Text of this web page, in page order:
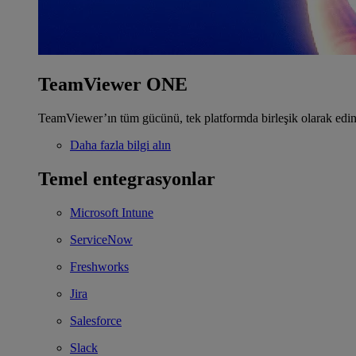
TeamViewer ONE
TeamViewer’ın tüm gücünü, tek platformda birleşik olarak
Daha fazla bilgi alın
Temel entegrasyonlar
Microsoft Intune
ServiceNow
Freshworks
Jira
Salesforce
Slack